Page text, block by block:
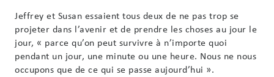
Jeffrey et Susan essaient tous deux de ne pas trop se
projeter dans l’avenir et de prendre les choses au jour le
jour, « parce qu’on peut survivre à n’importe quoi
pendant un jour, une minute ou une heure. Nous ne nous
occupons que de ce qui se passe aujourd’hui ».